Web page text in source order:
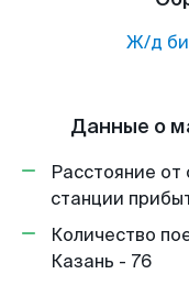
Ж/д
Данные о
Расстояние от
станции
Количество
Казань - 76